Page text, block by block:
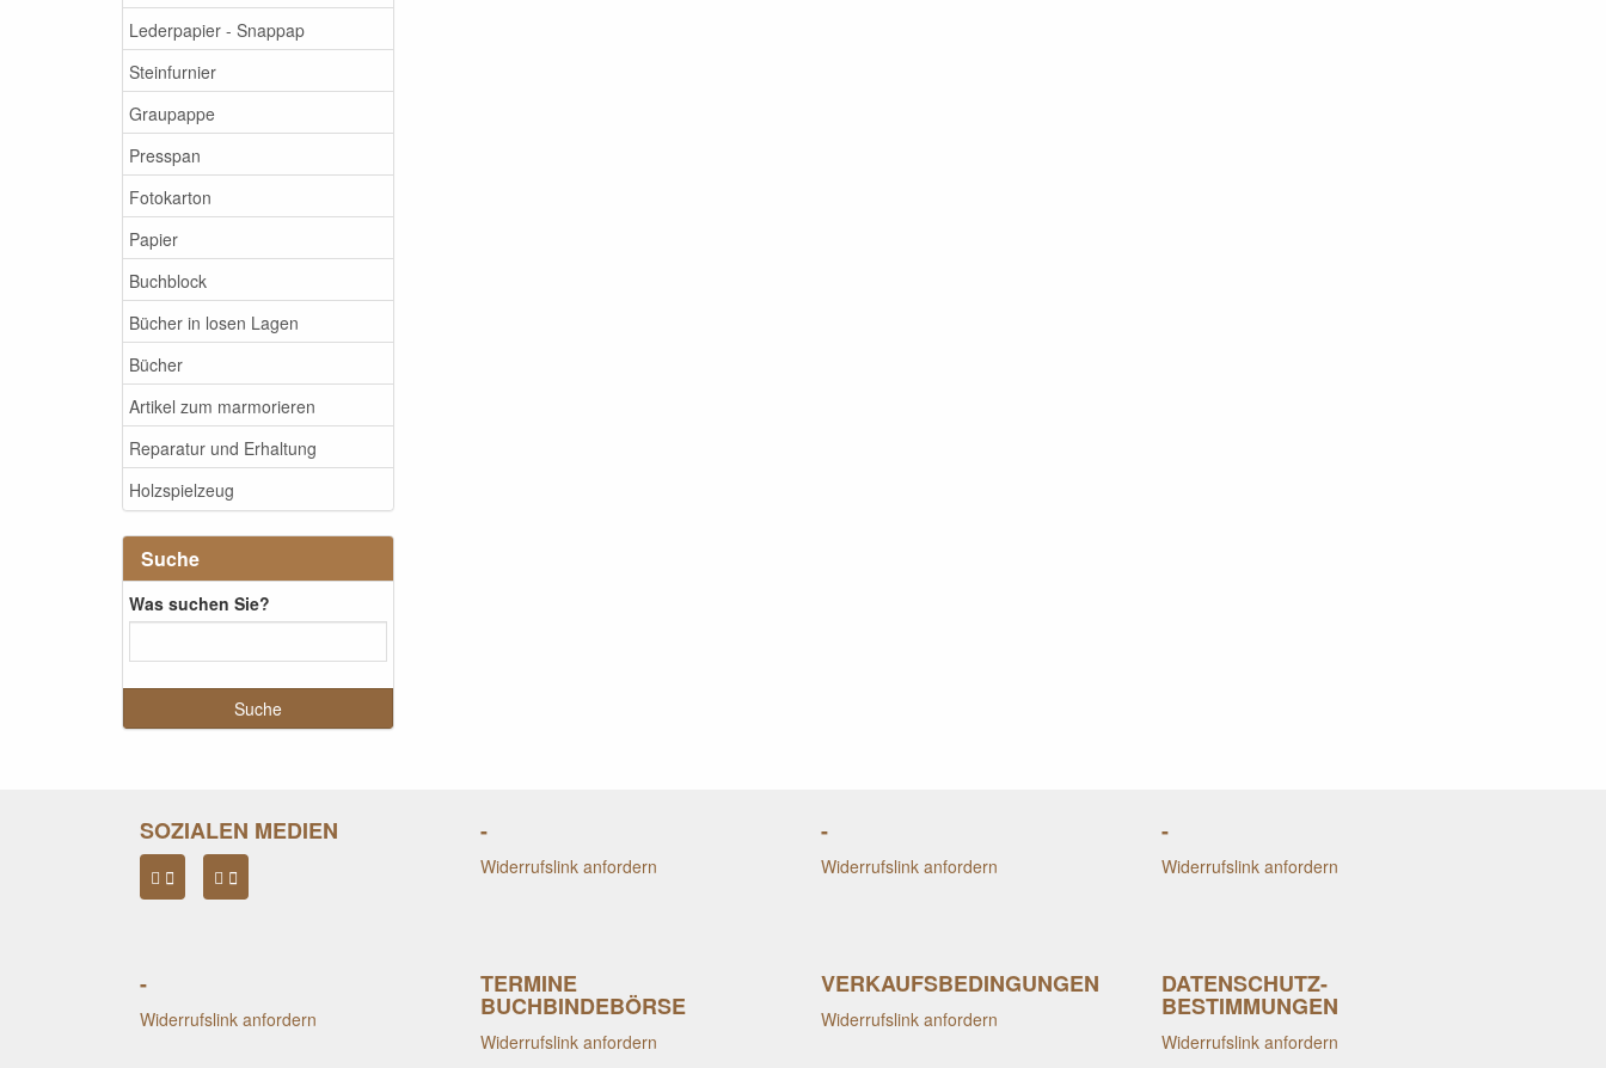
Lederpapier - Snappap
Steinfurnier
Graupappe
Presspan
Fotokarton
Papier
Buchblock
Bücher in losen Lagen
Bücher
Artikel zum marmorieren
Reparatur und Erhaltung
Holzspielzeug
Suche
Was suchen Sie?
SOZIALEN MEDIEN -
Widerrufslink anfordern
-
Widerrufslink anfordern
-
Widerrufslink anfordern
-
Widerrufslink anfordern
TERMINE
BUCHBINDEBÖRSE
Widerrufslink anfordern
VERKAUFSBEDINGUNGEN
Widerrufslink anfordern
DATENSCHUTZ-
BESTIMMUNGEN
Widerrufslink anfordern